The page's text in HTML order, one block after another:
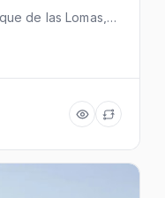
de las Lomas,